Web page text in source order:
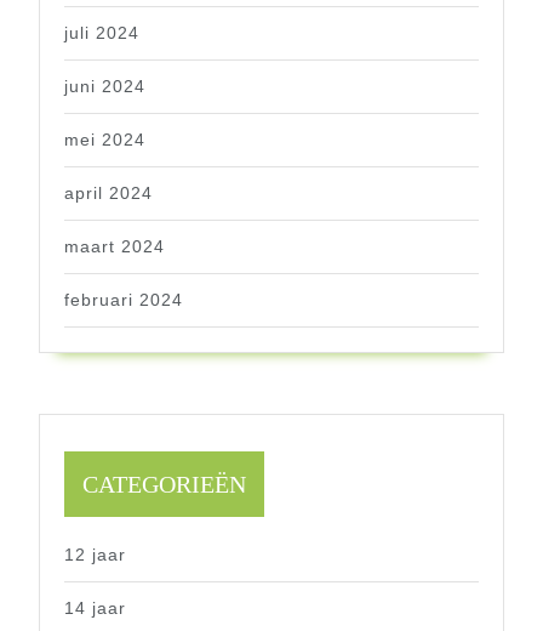
juli 2024
juni 2024
mei 2024
april 2024
maart 2024
februari 2024
CATEGORIEËN
12 jaar
14 jaar